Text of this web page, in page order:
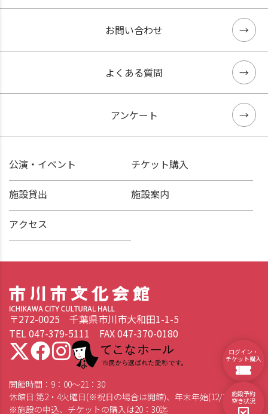
お問い合わせ
よくある質問
アンケート
公演・イベント チケット購入
施設貸出 施設案内
アクセス
ログイン・
チケット購入
施設予約
空き状況
〒272-0025 千葉県市川市大和田1-1-5
TEL 047-379-5111 FAX 047-370-0180
てこなホール 市民から選ばれた愛称です。
開館時間：9：00～21：30
休館日:第2・4火曜日(※祝日の場合は開館)、年末年始(12/28～1/4)
※施設の申込、チケットの購入は20：30迄